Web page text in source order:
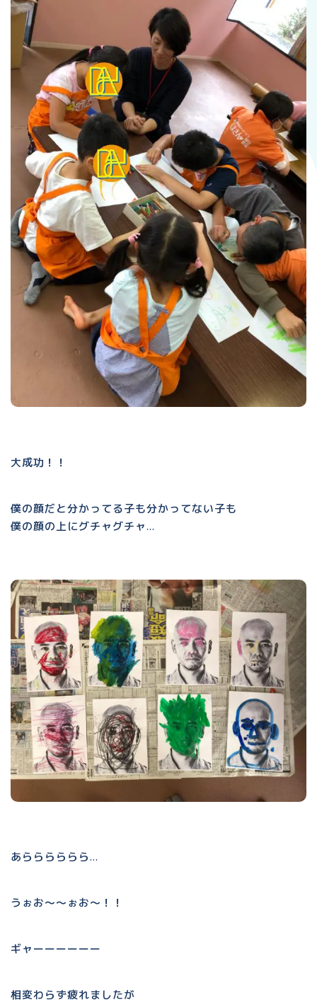
大成功！！
僕の顔だと分かってる子も分かってない子も
僕の顔の上にグチャグチャ…
あらららららら…
うぉお〜〜ぉお〜！！
ギャーーーーーー
相変わらず疲れましたが